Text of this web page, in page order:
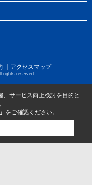
｜アクセスマップ
rights reserved.
サービス向上検討を目的と
をご確認ください。